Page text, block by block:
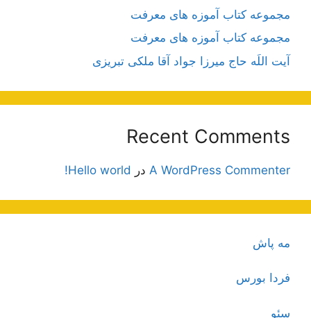
مجموعه کتاب آموزه های معرفت
مجموعه کتاب آموزه های معرفت
آیت اللَه حاج میرزا جواد آقا ملکی تبریزی
Recent Comments
A WordPress Commenter در Hello world!
مه پاش
فردا بورس
سئو